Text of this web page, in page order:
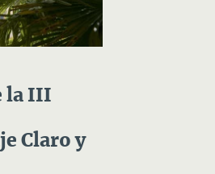
la III
Claro y